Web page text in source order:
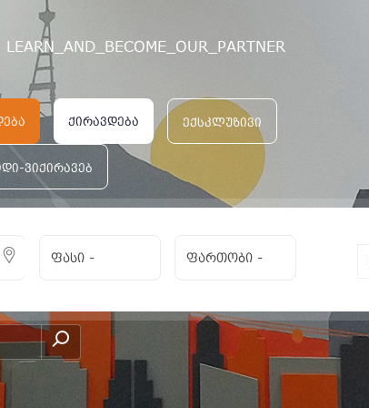
LEARN_AND_BECOME_OUR_PARTNER
ქირავდება ექსკლუზივი
ვიქირავებ
ფასი - ფართობი -